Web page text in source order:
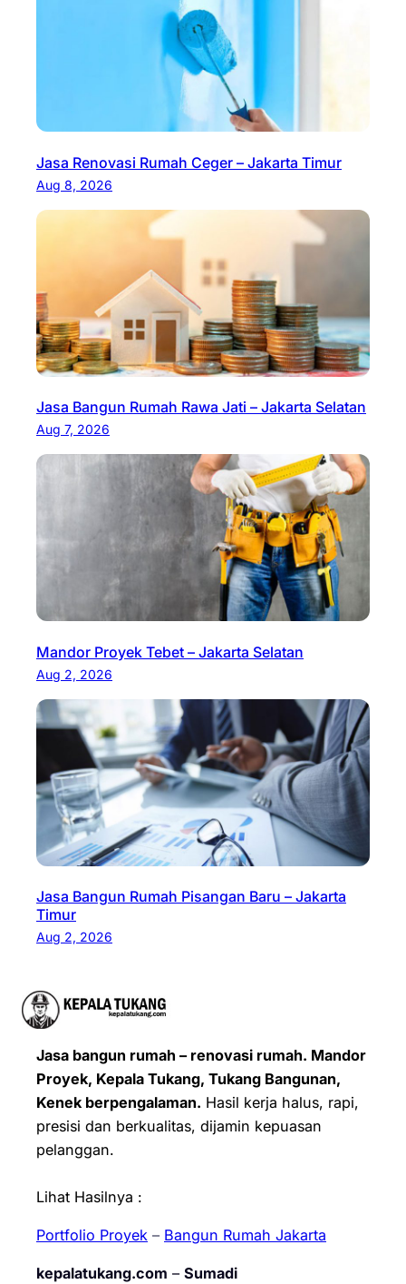
Jasa Renovasi Rumah Ceger – Jakarta Timur
Aug 8, 2026
Jasa Bangun Rumah Rawa Jati – Jakarta Selatan
Aug 7, 2026
Mandor Proyek Tebet – Jakarta Selatan
Aug 2, 2026
Jasa Bangun Rumah Pisangan Baru – Jakarta
Timur
Aug 2, 2026
Jasa bangun rumah – renovasi rumah. Mandor
Proyek, Kepala Tukang, Tukang Bangunan,
Kenek berpengalaman. Hasil kerja halus, rapi,
presisi dan berkualitas, dijamin kepuasan
pelanggan.
Lihat Hasilnya :
Portfolio Proyek – Bangun Rumah Jakarta
kepalatukang.com – Sumadi